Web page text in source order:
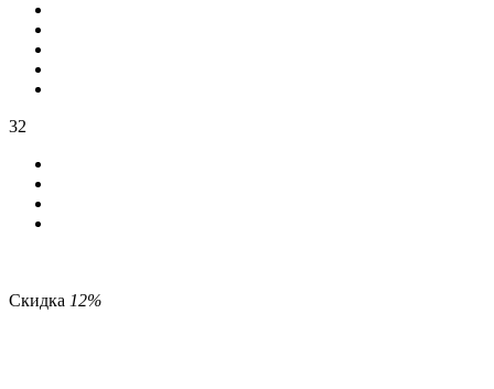
32
Скидка 12%